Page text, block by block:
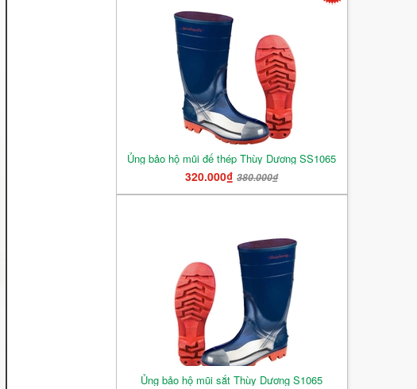
Ủng bảo hộ mũi đế thép Thùy Dương SS1065
320.000₫380.000₫
Ủng bảo hộ mũi sắt Thùy Dương S1065